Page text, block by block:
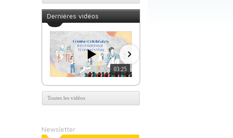
Dernières vidéos
03:25
Toutes les vidéos
Newsletter